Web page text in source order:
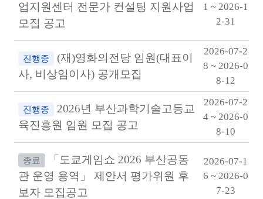
업지원센터 전문가 컨설팅 지원사업
모집 공고
1 ~ 2026-1
2-31
진행중
(재)영화의전당 임원(대표이
사, 비상임이사) 공개모집
2026-07-2
8 ~ 2026-0
8-12
진행중
2026년 부산과학기술고등교
육진흥원 임원 모집 공고
2026-07-2
4 ~ 2026-0
8-10
종료
「도쿄게임쇼 2026 부산공동
관 운영 용역」 제안서 평가위원 후
보자 모집공고
2026-07-1
6 ~ 2026-0
7-23